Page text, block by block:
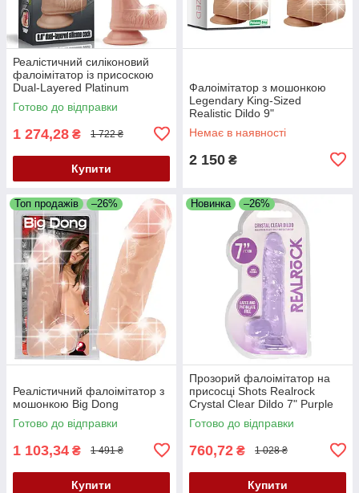
Реалістичний силіконовий
фалоімітатор із присоскою
Dual-Layered Platinum
Silicone Nature Cock 8" Flesh
Готово до відправки
1 274,28 ₴ 1 722 ₴
Купити
Фалоімітатор з мошонкою
Legendary King-Sized
Realistic Dildo 9"
Немає в наявності
2 150 ₴
Топ продажів –26%
Реалістичний фалоімітатор з
мошонкою Big Dong
Готово до відправки
1 103,34 ₴ 1 491 ₴
Купити
Новинка –26%
Прозорий фалоімітатор на
присосці Shots Realrock
Crystal Clear Dildo 7" Purple
Готово до відправки
760,72 ₴ 1 028 ₴
Купити